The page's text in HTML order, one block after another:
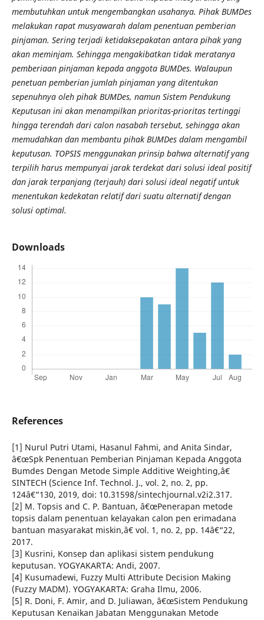
membutuhkan untuk mengembangkan usahanya. Pihak BUMDes
melakukan rapat musyawarah dalam penentuan pemberian
pinjaman. Sering terjadi ketidaksepakatan antara pihak yang
akan meminjam. Sehingga mengakibatkan tidak meratanya
pemberiaan pinjaman kepada anggota BUMDes. Walaupun
penetuan pemberian jumlah pinjaman yang ditentukan
sepenuhnya oleh pihak BUMDes, namun Sistem Pendukung
Keputusan ini akan menampilkan prioritas-prioritas tertinggi
hingga terendah dari calon nasabah tersebut, sehingga akan
memudahkan dan membantu pihak BUMDes dalam mengambil
keputusan. TOPSIS menggunakan prinsip bahwa alternatif yang
terpilih harus mempunyai jarak terdekat dari solusi ideal positif
dan jarak terpanjang (terjauh) dari solusi ideal negatif untuk
menentukan kedekatan relatif dari suatu alternatif dengan
solusi optimal.
Downloads
References
[1] Nurul Putri Utami, Hasanul Fahmi, and Anita Sindar,
â€œSpk Penentuan Pemberian Pinjaman Kepada Anggota
Bumdes Dengan Metode Simple Additive Weighting,â€
SINTECH (Science Inf. Technol. J., vol. 2, no. 2, pp.
124â€“130, 2019, doi: 10.31598/sintechjournal.v2i2.317.
[2] M. Topsis and C. P. Bantuan, â€œPenerapan metode
topsis dalam penentuan kelayakan calon pen erimadana
bantuan masyarakat miskin,â€ vol. 1, no. 2, pp. 14â€“22,
2017.
[3] Kusrini, Konsep dan aplikasi sistem pendukung
keputusan. YOGYAKARTA: Andi, 2007.
[4] Kusumadewi, Fuzzy Multi Attribute Decision Making
(Fuzzy MADM). YOGYAKARTA: Graha Ilmu, 2006.
[5] R. Doni, F. Amir, and D. Juliawan, â€œSistem Pendukung
Keputusan Kenaikan Jabatan Menggunakan Metode